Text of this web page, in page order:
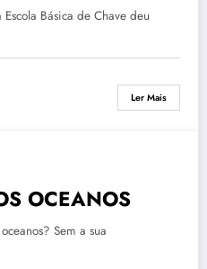
Básica de Chave deu
Ler Mais
OCEANOS
Sem a sua